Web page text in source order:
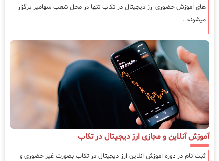
های اموزش حضوری ارز دیجیتال در تکاب تنها در محل شعب سهامیر برگزار
میشوند .
آموزش آنلاین و مجازی ارز دیجیتال در تکاب
ثبت نام در دوره اموزش انلاین ارز دیجیتال در تکاب بصورت غیر حضوری و